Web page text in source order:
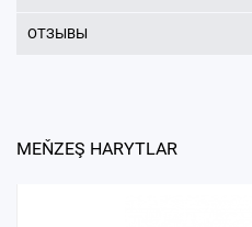
ОТЗЫВЫ
MEŇZEŞ HARYTLAR